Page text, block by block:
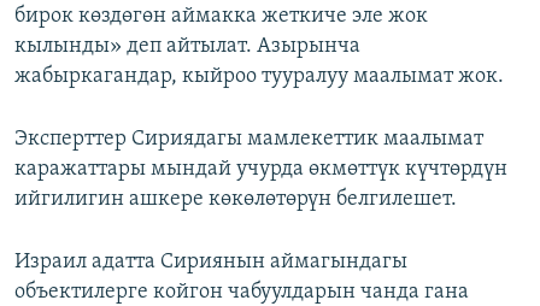
бирок көздөгөн аймакка жеткиче эле жок
кылынды» деп айтылат. Азырынча
жабыркагандар, кыйроо тууралуу маалымат жок.
Эксперттер Сириядагы мамлекеттик маалымат
каражаттары мындай учурда өкмөттүк күчтөрдүн
ийгилигин ашкере көкөлөтөрүн белгилешет.
Израил адатта Сириянын аймагындагы
объектилерге койгон чабуулдарын чанда гана